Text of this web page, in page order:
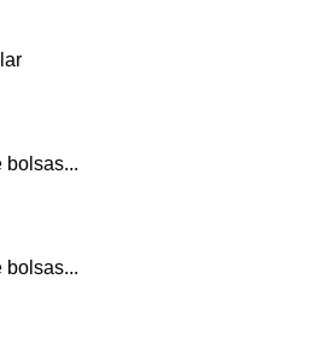
bolsas...
bolsas...